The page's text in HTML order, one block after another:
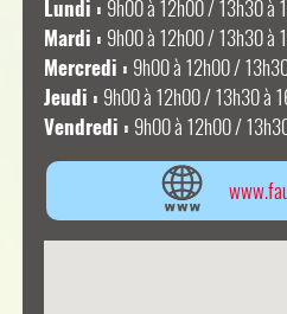
Lundi : 9h00 à 12h00 / 13h30 à
Mardi : 9h00 à 12h00 / 13h30 à
Mercredi : 9h00 à 12h00 /
Jeudi : 9h00 à 12h00 / 13h30 à
Vendredi : 9h00 à 12h00 /